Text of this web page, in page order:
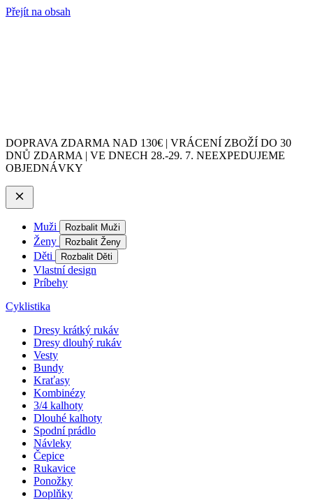
Přejít na obsah
DOPRAVA ZDARMA NAD 130€ | VRÁCENÍ ZBOŽÍ DO 30
DNŮ ZDARMA | VE DNECH 28.-29. 7. NEEXPEDUJEME
OBJEDNÁVKY
Muži Rozbalit Muži
Ženy Rozbalit Ženy
Děti Rozbalit Děti
Vlastní design
Príbehy
Cyklistika
Dresy krátký rukáv
Dresy dlouhý rukáv
Vesty
Bundy
Kraťasy
Kombinézy
3/4 kalhoty
Dlouhé kalhoty
Spodní prádlo
Návleky
Čepice
Rukavice
Ponožky
Doplňky